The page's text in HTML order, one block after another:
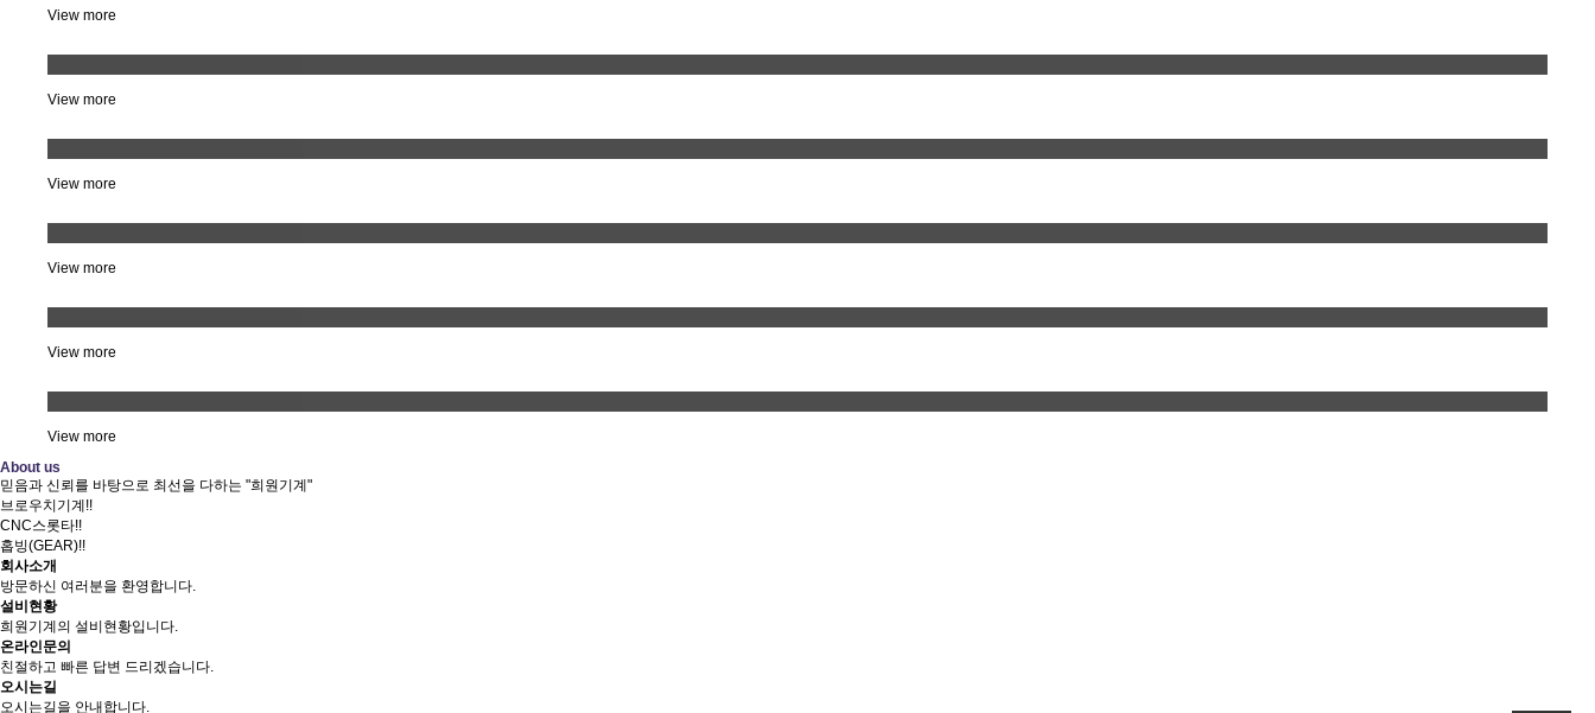
View more
View more
View more
View more
View more
View more
About us
믿음과 신뢰를 바탕으로 최선을 다하는 "희원기계"
브로우치기계!!
CNC스롯타!!
홉빙(GEAR)!!
회사소개
방문하신 여러분을 환영합니다.
설비현황
희원기계의 설비현황입니다.
온라인문의
친절하고 빠른 답변 드리겠습니다.
오시는길
오시는길을 안내합니다.